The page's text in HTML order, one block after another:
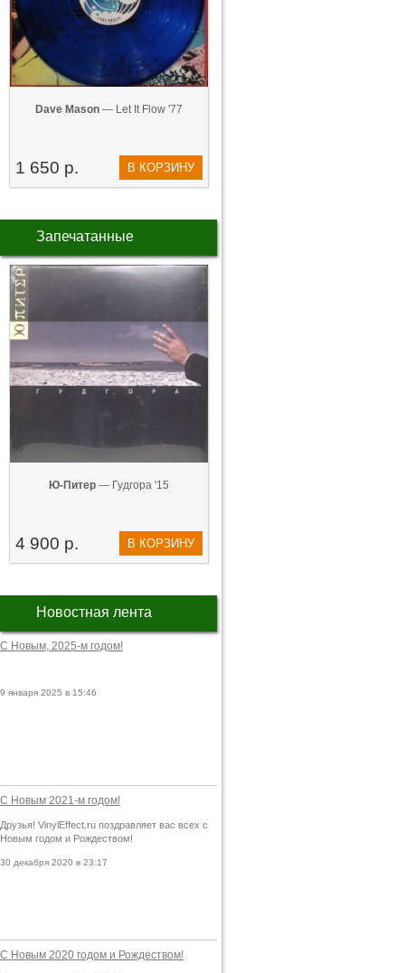
Dave Mason — Let It Flow '77
1 650 р. В КОРЗИНУ
Запечатанные
Ю-Питер — Гудгора '15
4 900 р. В КОРЗИНУ
Новостная лента
С Новым, 2025-м годом!
9 января 2025 в 15:46
С Новым 2021-м годом!
Друзья! VinylEffect.ru поздравляет вас всех с
Новым годом и Рождеством!
30 декабря 2020 в 23:17
С Новым 2020 годом и Рождеством!